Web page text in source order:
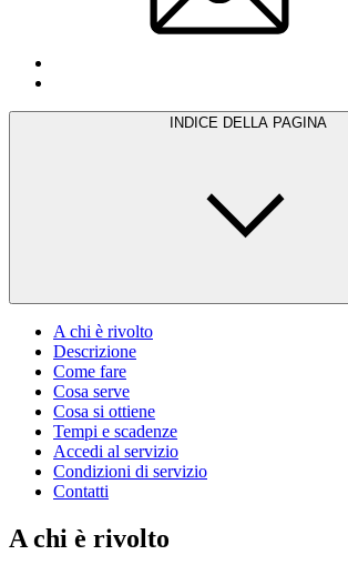
INDICE DELLA PAGINA
A chi è rivolto
Descrizione
Come fare
Cosa serve
Cosa si ottiene
Tempi e scadenze
Accedi al servizio
Condizioni di servizio
Contatti
A chi è rivolto